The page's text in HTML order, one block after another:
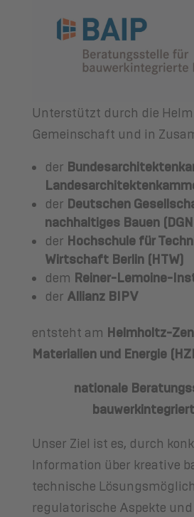
Unterstützt durch die
Gemeinschaft und in
der
der Deutschen
nachhaltiges Bauen
der Hochschule für
Wirtschaft Berlin (HTW)
dem Reiner-Lemoine-
der Allianz BIPV
entsteht am Helmholtz-
Materialien und Energie
nationale
Unser Ziel ist es, durch
Information über kreative
technische
regulatorische Aspekte